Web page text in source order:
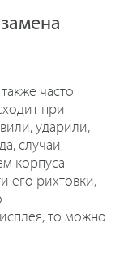
часто
при
ударили,
случаи
корпуса
его рихтовки,
то можно